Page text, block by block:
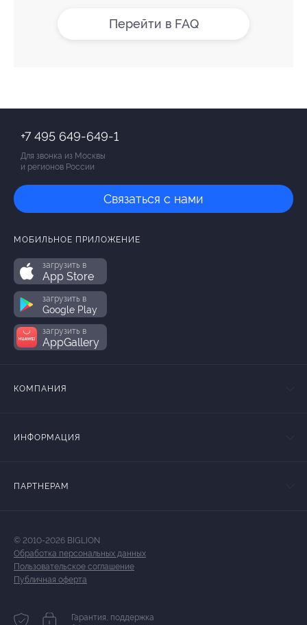
Перейти в FAQ
+7 495 649-649-1
Для звонка из Москвы
и регионов России
Связаться с нами
МОБИЛЬНОЕ ПРИЛОЖЕНИЕ
загрузить в
App Store
загрузить в
Google Play
загрузить в
AppGallery
КОМПАНИЯ
ИНФОРМАЦИЯ
ПАРТНЕРАМ
© 2010-2026 BIGLION
Обработка персональных данных
Пользовательское соглашение
Публичная оферта
Гарантия, поддержка